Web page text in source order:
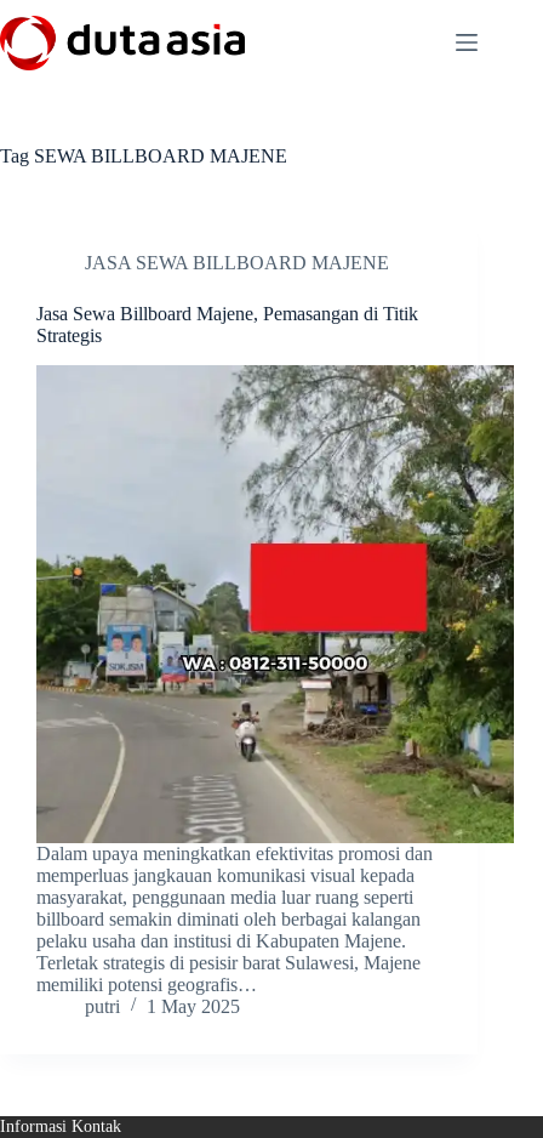
to
content
Tag SEWA BILLBOARD MAJENE
JASA SEWA BILLBOARD MAJENE
Jasa Sewa Billboard Majene, Pemasangan di Titik
Strategis
Dalam upaya meningkatkan efektivitas promosi dan
memperluas jangkauan komunikasi visual kepada
masyarakat, penggunaan media luar ruang seperti
billboard semakin diminati oleh berbagai kalangan
pelaku usaha dan institusi di Kabupaten Majene.
Terletak strategis di pesisir barat Sulawesi, Majene
memiliki potensi geografis…
putri
1 May 2025
Informasi Kontak